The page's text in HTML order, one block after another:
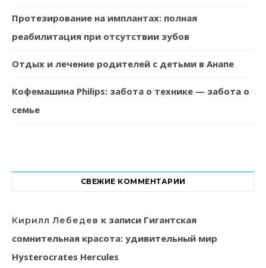
Протезирование на имплантах: полная
реабилитация при отсутствии зубов
Отдых и лечение родителей с детьми в Анапе
Кофемашина Philips: забота о технике — забота о
семье
СВЕЖИЕ КОММЕНТАРИИ
Кирилл Лебедев к записи Гигантская
сомнительная красота: удивительный мир
Hysterocrates Hercules